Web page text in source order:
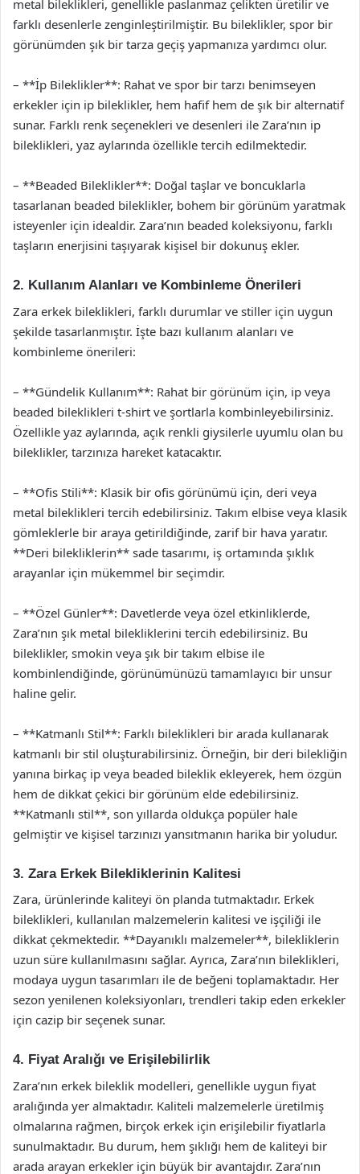
metal bileklikleri, genellikle paslanmaz çelikten üretilir ve
farklı desenlerle zenginleştirilmiştir. Bu bileklikler, spor bir
görünümden şık bir tarza geçiş yapmanıza yardımcı olur.
– **İp Bileklikler**: Rahat ve spor bir tarzı benimseyen
erkekler için ip bileklikler, hem hafif hem de şık bir alternatif
sunar. Farklı renk seçenekleri ve desenleri ile Zara’nın ip
bileklikleri, yaz aylarında özellikle tercih edilmektedir.
– **Beaded Bileklikler**: Doğal taşlar ve boncuklarla
tasarlanan beaded bileklikler, bohem bir görünüm yaratmak
isteyenler için idealdir. Zara’nın beaded koleksiyonu, farklı
taşların enerjisini taşıyarak kişisel bir dokunuş ekler.
2. Kullanım Alanları ve Kombinleme Önerileri
Zara erkek bileklikleri, farklı durumlar ve stiller için uygun
şekilde tasarlanmıştır. İşte bazı kullanım alanları ve
kombinleme önerileri:
– **Gündelik Kullanım**: Rahat bir görünüm için, ip veya
beaded bileklikleri t-shirt ve şortlarla kombinleyebilirsiniz.
Özellikle yaz aylarında, açık renkli giysilerle uyumlu olan bu
bileklikler, tarzınıza hareket katacaktır.
– **Ofis Stili**: Klasik bir ofis görünümü için, deri veya
metal bileklikleri tercih edebilirsiniz. Takım elbise veya klasik
gömleklerle bir araya getirildiğinde, zarif bir hava yaratır.
**Deri bilekliklerin** sade tasarımı, iş ortamında şıklık
arayanlar için mükemmel bir seçimdir.
– **Özel Günler**: Davetlerde veya özel etkinliklerde,
Zara’nın şık metal bilekliklerini tercih edebilirsiniz. Bu
bileklikler, smokin veya şık bir takım elbise ile
kombinlendiğinde, görünümünüzü tamamlayıcı bir unsur
haline gelir.
– **Katmanlı Stil**: Farklı bileklikleri bir arada kullanarak
katmanlı bir stil oluşturabilirsiniz. Örneğin, bir deri bilekliğin
yanına birkaç ip veya beaded bileklik ekleyerek, hem özgün
hem de dikkat çekici bir görünüm elde edebilirsiniz.
**Katmanlı stil**, son yıllarda oldukça popüler hale
gelmiştir ve kişisel tarzınızı yansıtmanın harika bir yoludur.
3. Zara Erkek Bilekliklerinin Kalitesi
Zara, ürünlerinde kaliteyi ön planda tutmaktadır. Erkek
bileklikleri, kullanılan malzemelerin kalitesi ve işçiliği ile
dikkat çekmektedir. **Dayanıklı malzemeler**, bilekliklerin
uzun süre kullanılmasını sağlar. Ayrıca, Zara’nın bileklikleri,
modaya uygun tasarımları ile de beğeni toplamaktadır. Her
sezon yenilenen koleksiyonları, trendleri takip eden erkekler
için cazip bir seçenek sunar.
4. Fiyat Aralığı ve Erişilebilirlik
Zara’nın erkek bileklik modelleri, genellikle uygun fiyat
aralığında yer almaktadır. Kaliteli malzemelerle üretilmiş
olmalarına rağmen, birçok erkek için erişilebilir fiyatlarla
sunulmaktadır. Bu durum, hem şıklığı hem de kaliteyi bir
arada arayan erkekler için büyük bir avantajdır. Zara’nın